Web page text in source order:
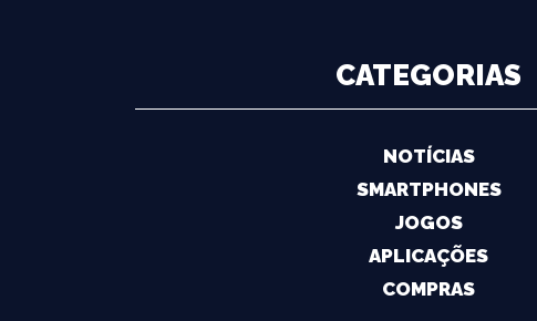
CATEGORIAS
NOTÍCIAS
SMARTPHONES
JOGOS
APLICAÇÕES
COMPRAS